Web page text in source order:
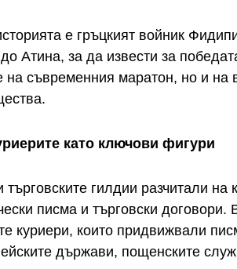
е гръцкият войник
Атина, за да извести за
на съвременния маратон, но и на
като ключови фигури
гилдии разчитали на
писма и търговски договори.
куриери, които придвижвали
държави, пощенските